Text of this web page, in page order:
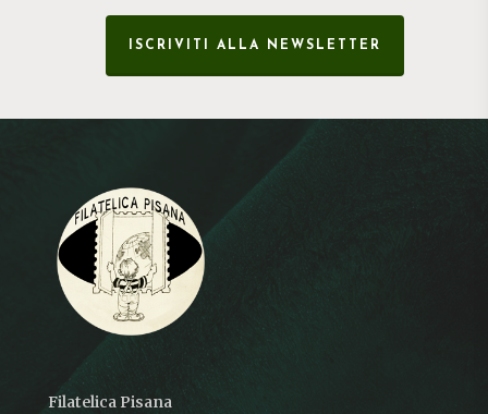
ISCRIVITI ALLA NEWSLETTER
Filatelica Pisana